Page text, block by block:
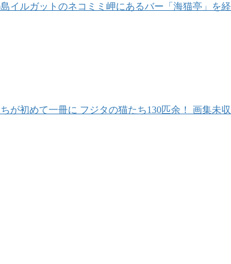
ルガットのネコミミ岬にあるバー「海猫亭」を
初めて一冊に フジタの猫たち130匹余！ 画集未